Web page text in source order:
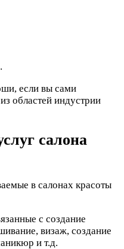
если вы сами
областей индустрии
салона
в салонах красоты
с создание
визаж, создание
и т.д.